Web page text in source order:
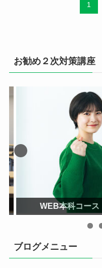
1
お勧め２次対策講座
WEB本科コース
ブログメニュー